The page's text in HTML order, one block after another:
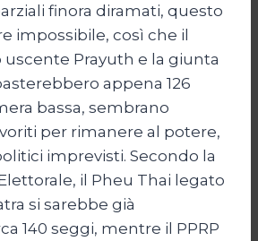
finora diramati, questo
impossibile, così che il
Prayuth e la giunta
appena 126
bassa, sembrano
per rimanere al potere,
imprevisti. Secondo la
il Pheu Thai legato
si sarebbe già
140 seggi, mentre il PPRP